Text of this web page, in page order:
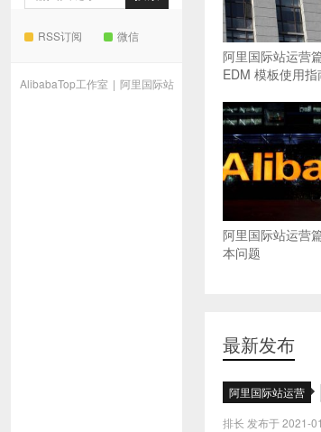
RSS订阅 微信
AlibabaTop工作室 | 阿里国际站
阿里国际站运营
EDM 模板使用指
阿里国际站运营
本问题
最新发布
阿里国际站运营
排长 发布于 2021-